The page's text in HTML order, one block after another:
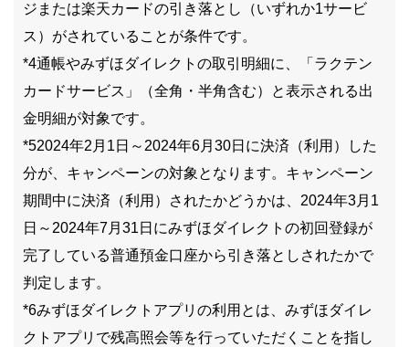
ジまたは楽天カードの引き落とし（いずれか1サービ
ス）がされていることが条件です。
*4通帳やみずほダイレクトの取引明細に、「ラクテン
カードサービス」（全角・半角含む）と表示される出
金明細が対象です。
*52024年2月1日～2024年6月30日に決済（利用）した
分が、キャンペーンの対象となります。キャンペーン
期間中に決済（利用）されたかどうかは、2024年3月1
日～2024年7月31日にみずほダイレクトの初回登録が
完了している普通預金口座から引き落としされたかで
判定します。
*6みずほダイレクトアプリの利用とは、みずほダイレ
クトアプリで残高照会等を行っていただくことを指し